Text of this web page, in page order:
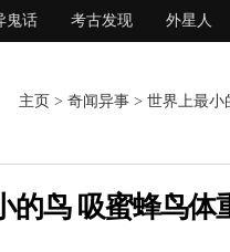
鬼话 考古发现 外星人
主页 > 奇闻异事 > 世界上最小
的鸟 吸蜜蜂鸟体